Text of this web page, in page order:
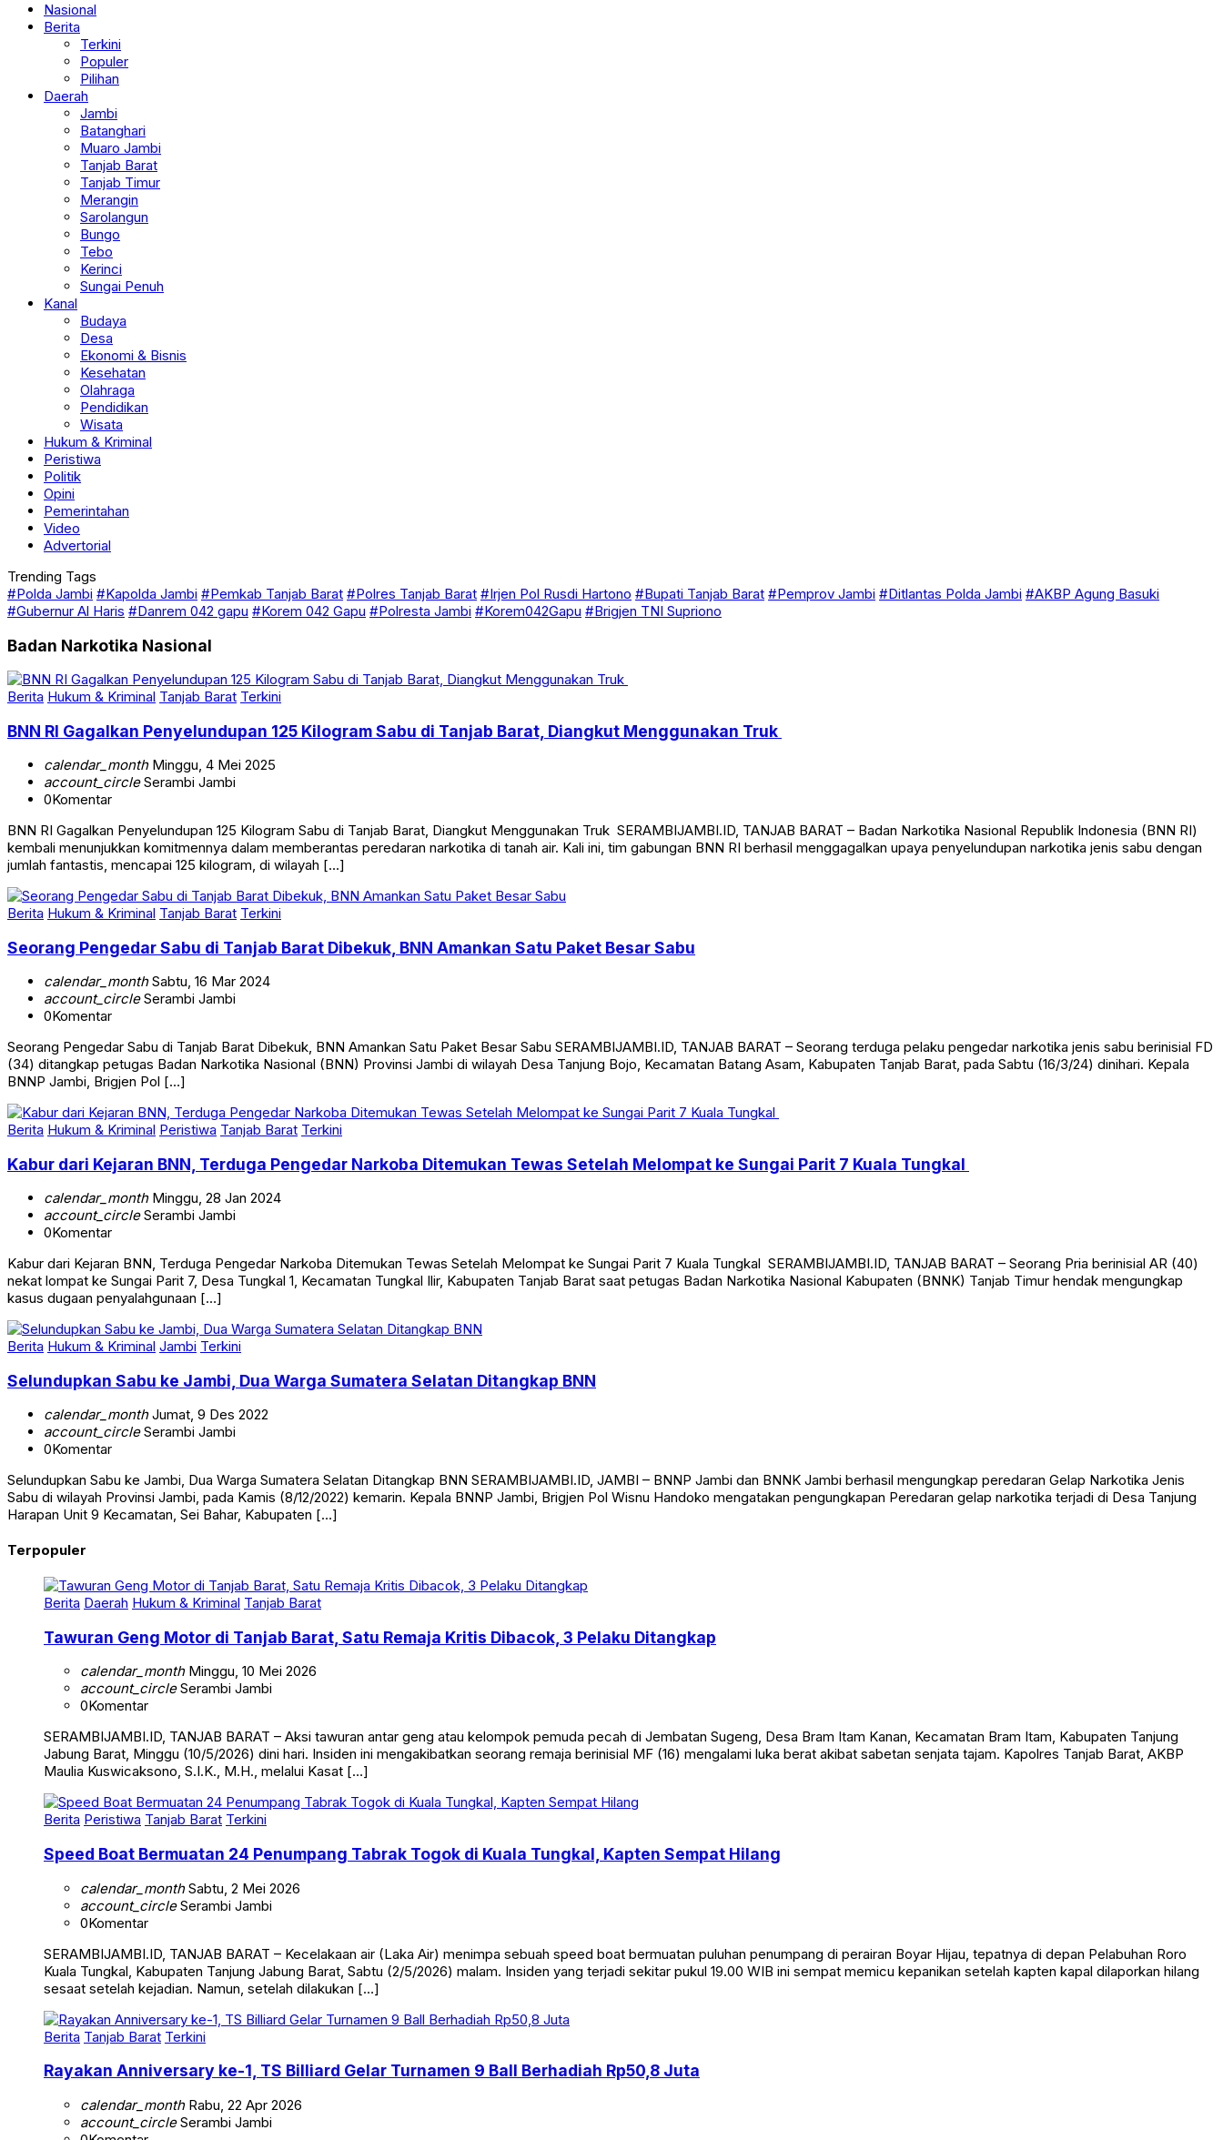
Nasional
Berita
Terkini
Populer
Pilihan
Daerah
Jambi
Batanghari
Muaro Jambi
Tanjab Barat
Tanjab Timur
Merangin
Sarolangun
Bungo
Tebo
Kerinci
Sungai Penuh
Kanal
Budaya
Desa
Ekonomi & Bisnis
Kesehatan
Olahraga
Pendidikan
Wisata
Hukum & Kriminal
Peristiwa
Politik
Opini
Pemerintahan
Video
Advertorial
Trending Tags
#Polda Jambi #Kapolda Jambi #Pemkab Tanjab Barat #Polres Tanjab Barat #Irjen Pol Rusdi Hartono #Bupati Tanjab Barat #Pemprov Jambi #Ditlantas Polda Jambi #AKBP Agung Basuki
#Gubernur Al Haris #Danrem 042 gapu #Korem 042 Gapu #Polresta Jambi #Korem042Gapu #Brigjen TNI Supriono
Badan Narkotika Nasional
Berita Hukum & Kriminal Tanjab Barat Terkini
BNN RI Gagalkan Penyelundupan 125 Kilogram Sabu di Tanjab Barat, Diangkut Menggunakan Truk
calendar_monthMinggu, 4 Mei 2025
account_circleSerambi Jambi
0Komentar
BNN RI Gagalkan Penyelundupan 125 Kilogram Sabu di Tanjab Barat, Diangkut Menggunakan Truk SERAMBIJAMBI.ID, TANJAB BARAT – Badan Narkotika Nasional Republik Indonesia (BNN RI)
kembali menunjukkan komitmennya dalam memberantas peredaran narkotika di tanah air. Kali ini, tim gabungan BNN RI berhasil menggagalkan upaya penyelundupan narkotika jenis sabu dengan
jumlah fantastis, mencapai 125 kilogram, di wilayah […]
Berita Hukum & Kriminal Tanjab Barat Terkini
Seorang Pengedar Sabu di Tanjab Barat Dibekuk, BNN Amankan Satu Paket Besar Sabu
calendar_monthSabtu, 16 Mar 2024
account_circleSerambi Jambi
0Komentar
Seorang Pengedar Sabu di Tanjab Barat Dibekuk, BNN Amankan Satu Paket Besar Sabu SERAMBIJAMBI.ID, TANJAB BARAT – Seorang terduga pelaku pengedar narkotika jenis sabu berinisial FD
(34) ditangkap petugas Badan Narkotika Nasional (BNN) Provinsi Jambi di wilayah Desa Tanjung Bojo, Kecamatan Batang Asam, Kabupaten Tanjab Barat, pada Sabtu (16/3/24) dinihari. Kepala
BNNP Jambi, Brigjen Pol […]
Berita Hukum & Kriminal Peristiwa Tanjab Barat Terkini
Kabur dari Kejaran BNN, Terduga Pengedar Narkoba Ditemukan Tewas Setelah Melompat ke Sungai Parit 7 Kuala Tungkal
calendar_monthMinggu, 28 Jan 2024
account_circleSerambi Jambi
0Komentar
Kabur dari Kejaran BNN, Terduga Pengedar Narkoba Ditemukan Tewas Setelah Melompat ke Sungai Parit 7 Kuala Tungkal SERAMBIJAMBI.ID, TANJAB BARAT – Seorang Pria berinisial AR (40)
nekat lompat ke Sungai Parit 7, Desa Tungkal 1, Kecamatan Tungkal Ilir, Kabupaten Tanjab Barat saat petugas Badan Narkotika Nasional Kabupaten (BNNK) Tanjab Timur hendak mengungkap
kasus dugaan penyalahgunaan […]
Berita Hukum & Kriminal Jambi Terkini
Selundupkan Sabu ke Jambi, Dua Warga Sumatera Selatan Ditangkap BNN
calendar_monthJumat, 9 Des 2022
account_circleSerambi Jambi
0Komentar
Selundupkan Sabu ke Jambi, Dua Warga Sumatera Selatan Ditangkap BNN SERAMBIJAMBI.ID, JAMBI – BNNP Jambi dan BNNK Jambi berhasil mengungkap peredaran Gelap Narkotika Jenis
Sabu di wilayah Provinsi Jambi, pada Kamis (8/12/2022) kemarin. Kepala BNNP Jambi, Brigjen Pol Wisnu Handoko mengatakan pengungkapan Peredaran gelap narkotika terjadi di Desa Tanjung
Harapan Unit 9 Kecamatan, Sei Bahar, Kabupaten […]
Terpopuler
Berita Daerah Hukum & Kriminal Tanjab Barat
Tawuran Geng Motor di Tanjab Barat, Satu Remaja Kritis Dibacok, 3 Pelaku Ditangkap
calendar_monthMinggu, 10 Mei 2026
account_circleSerambi Jambi
0Komentar
SERAMBIJAMBI.ID, TANJAB BARAT – Aksi tawuran antar geng atau kelompok pemuda pecah di Jembatan Sugeng, Desa Bram Itam Kanan, Kecamatan Bram Itam, Kabupaten Tanjung
Jabung Barat, Minggu (10/5/2026) dini hari. Insiden ini mengakibatkan seorang remaja berinisial MF (16) mengalami luka berat akibat sabetan senjata tajam. Kapolres Tanjab Barat, AKBP
Maulia Kuswicaksono, S.I.K., M.H., melalui Kasat […]
Berita Peristiwa Tanjab Barat Terkini
Speed Boat Bermuatan 24 Penumpang Tabrak Togok di Kuala Tungkal, Kapten Sempat Hilang
calendar_monthSabtu, 2 Mei 2026
account_circleSerambi Jambi
0Komentar
SERAMBIJAMBI.ID, TANJAB BARAT – Kecelakaan air (Laka Air) menimpa sebuah speed boat bermuatan puluhan penumpang di perairan Boyar Hijau, tepatnya di depan Pelabuhan Roro
Kuala Tungkal, Kabupaten Tanjung Jabung Barat, Sabtu (2/5/2026) malam. Insiden yang terjadi sekitar pukul 19.00 WIB ini sempat memicu kepanikan setelah kapten kapal dilaporkan hilang
sesaat setelah kejadian. Namun, setelah dilakukan […]
Berita Tanjab Barat Terkini
Rayakan Anniversary ke-1, TS Billiard Gelar Turnamen 9 Ball Berhadiah Rp50,8 Juta
calendar_monthRabu, 22 Apr 2026
account_circleSerambi Jambi